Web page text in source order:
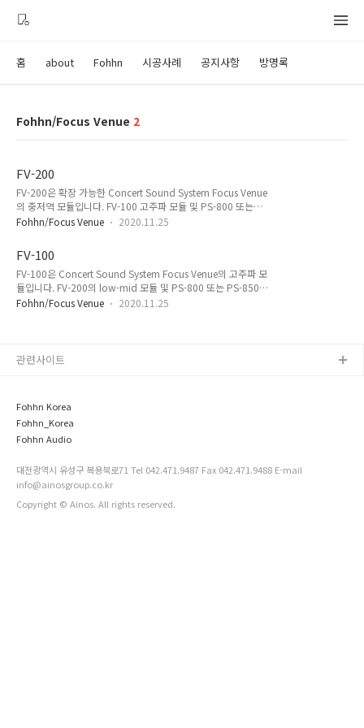
홈 about Fohhn 시공사례 공지사항 방명록
Fohhn/Focus Venue 2
FV-200
FV-200은 확장 가능한 Concert Sound System Focus Venue
의 중저역 모듈입니다. FV-100 고주파 모듈 및 PS-800 또는
PS-850 서브가 결합 가능한 액티브형 고성능 라우드 스피커로
어 있으며, Beam Steering 기술 덕분에 실시간으로 분산 제어
가 가능합니다. 기존 라인 어레이와 같이 물리적인 각도를 조절
할 필요 없이 간단히 최적화된 라인 소스 분산각을 Beam
Steering을 통해 이루어냅니다. 또한 인테리어 및 환경에 완벽히
Fohhn/Focus Venue 2020.11.25
FV-100
FV-100은 Concert Sound System Focus Venue의 고주파 모
듈입니다. FV-200의 low-mid 모듈 및 PS-800 또는 PS-850의
서브가 결합 가능한 액티브형 고성능 라우드 스피커로 중대형 축
합니다. 기존 라인 어레이와 같이 물리적인 각도를 조절할 필요
Fohhn/Focus Venue 2020.11.25
Fohhn Korea
Fohhn_Korea
Fohhn Audio
대전광역시 유성구 복용북로71 Tel 042.471.9487 Fax 042.471.9488 E-mail
info@ainosgroup.co.kr
Copyright © Ainos. All rights reserved.
관련사이트